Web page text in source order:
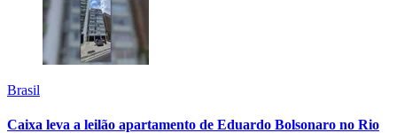
Brasil
Caixa leva a leilão apartamento de Eduardo Bolsonaro no Rio